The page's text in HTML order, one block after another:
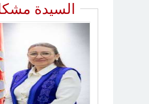
السيدة